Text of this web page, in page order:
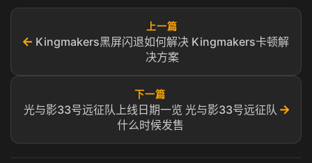
←
上一篇
Kingmakers黑屏闪退如何解决 Kingmakers卡顿解
决方案
下一篇
光与影33号远征队上线日期一览 光与影33号远征队
什么时候发售
→